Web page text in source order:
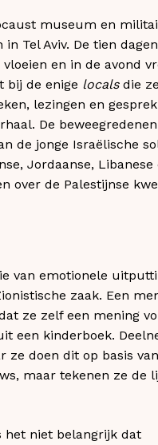
museum en
Tel Aviv. De tien dagen
en in de avond
bij de enige localsdie ze
lezingen en
De
de jonge Israëlische
Jordaanse, Libanese
over de Palestijnse
van emotionele
zaak. Een
ze zelf een mening
een kinderboek.
ze doen dit op basis
maar tekenen ze de
het niet belangrijk dat